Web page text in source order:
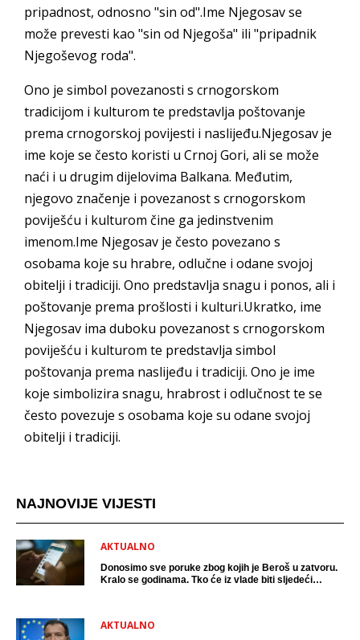
pripadnost, odnosno "sin od".Ime Njegosav se
može prevesti kao "sin od Njegoša" ili "pripadnik
Njegoševog roda".
Ono je simbol povezanosti s crnogorskom
tradicijom i kulturom te predstavlja poštovanje
prema crnogorskoj povijesti i naslijeđu.Njegosav je
ime koje se često koristi u Crnoj Gori, ali se može
naći i u drugim dijelovima Balkana. Međutim,
njegovo značenje i povezanost s crnogorskom
poviješću i kulturom čine ga jedinstvenim
imenom.Ime Njegosav je često povezano s
osobama koje su hrabre, odlučne i odane svojoj
obitelji i tradiciji. Ono predstavlja snagu i ponos, ali i
poštovanje prema prošlosti i kulturi.Ukratko, ime
Njegosav ima duboku povezanost s crnogorskom
poviješću i kulturom te predstavlja simbol
poštovanja prema naslijeđu i tradiciji. Ono je ime
koje simbolizira snagu, hrabrost i odlučnost te se
često povezuje s osobama koje su odane svojoj
obitelji i tradiciji.
NAJNOVIJE VIJESTI
AKTUALNO
Donosimo sve poruke zbog kojih je Beroš u zatvoru.
Kralo se godinama. Tko će iz vlade biti sljedeći
AKTUALNO